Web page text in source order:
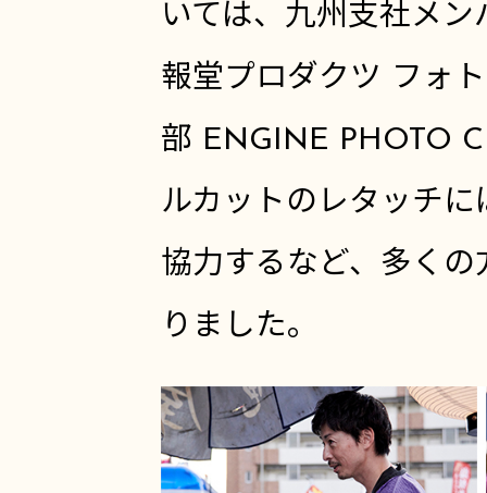
いては、九州支社メ
報堂プロダクツ フォ
部 ENGINE PHOTO
ルカットのレタッチに
協力するなど、多く
りました。